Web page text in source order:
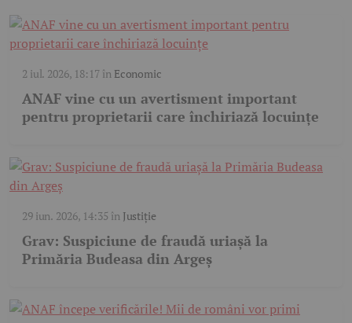
2 iul. 2026, 18:17în Economic
ANAF vine cu un avertisment important
pentru proprietarii care închiriază locuințe
29 iun. 2026, 14:35 în Justiție
Grav: Suspiciune de fraudă uriașă la
Primăria Budeasa din Argeș